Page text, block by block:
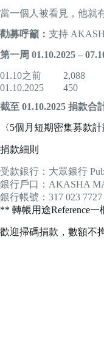
當一個人被看見，他就
勸募呼籲： 支持
第一周 01.10.2025 –
01.10之前 2,088
01.10.2025 450
截至 01.10.2025 捐款合
〈5個月短期密集募款計
捐款細則
受款銀行：大眾銀行
銀行戶口：AKASHA
銀行帳號：317 023 7727
** 轉帳用途Reference
歡迎掃碼捐款，數額不拘